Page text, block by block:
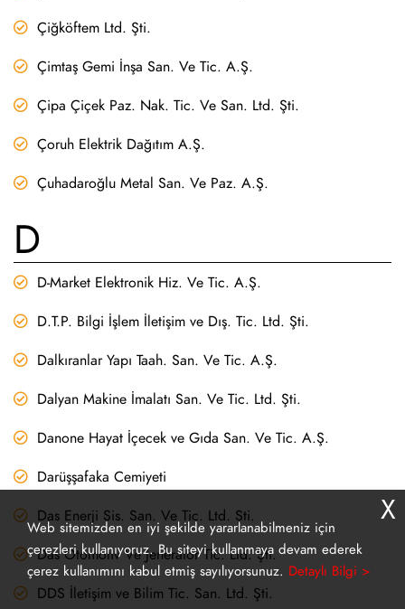
Çiğköftem Ltd. Şti.
Çimtaş Gemi İnşa San. Ve Tic. A.Ş.
Çipa Çiçek Paz. Nak. Tic. Ve San. Ltd. Şti.
Çoruh Elektrik Dağıtım A.Ş.
Çuhadaroğlu Metal San. Ve Paz. A.Ş.
D
D-Market Elektronik Hiz. Ve Tic. A.Ş.
D.T.P. Bilgi İşlem İletişim ve Dış. Tic. Ltd. Şti.
Dalkıranlar Yapı Taah. San. Ve Tic. A.Ş.
Dalyan Makine İmalatı San. Ve Tic. Ltd. Şti.
Danone Hayat İçecek ve Gıda San. Ve Tic. A.Ş.
Darüşşafaka Cemiyeti
Das Enerji Sis. San. Ve Tic. Ltd. Şti.
Das Otomotiv Ve Jeneratör Tic. Ltd. Şti.
DDS İletişim ve Bilim Tic. San. Ltd. Şti.
Web sitemizden en iyi şekilde yararlanabilmeniz için
çerezleri kullanıyoruz. Bu siteyi kullanmaya devam ederek
çerez kullanımını kabul etmiş sayılıyorsunuz. Detaylı Bilgi >
X